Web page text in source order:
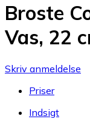
Broste
Vas, 22
Skriv anmeldelse
Priser
Indsigt